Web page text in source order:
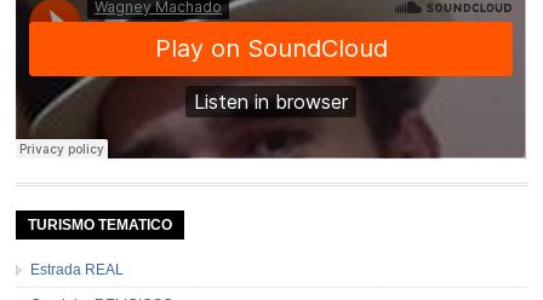
TURISMO TEMATICO
Estrada REAL